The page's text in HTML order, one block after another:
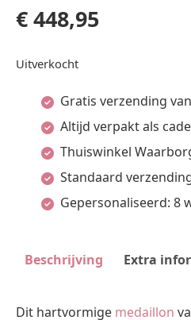
€448,95
Uitverkocht
Gratis verzending
Altijd verpakt als
Thuiswinkel
Standaard
Gepersonaliseerd: 8
Beschrijving Extra
Dit hartvormige medaillon